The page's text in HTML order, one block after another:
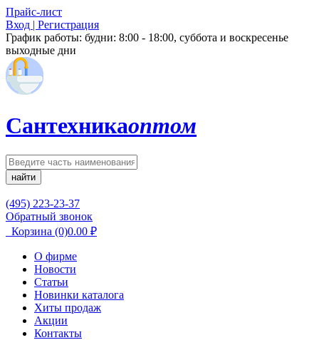
Прайс-лист
Вход | Регистрация
График работы: будни: 8:00 - 18:00, суббота и воскресенье
выходные дни
Сантехникаоптом
найти
(495) 223-23-37
Обратный звонок
Корзина (0)0.00 ₽
О фирме
Новости
Статьи
Новинки каталога
Хиты продаж
Акции
Контакты